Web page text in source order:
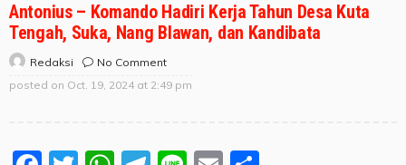
Antonius – Komando Hadiri Kerja Tahun Desa Kuta
Tengah, Suka, Nang Blawan, dan Kandibata
Redaksi
No Comment
posted on Oct. 19, 2024 at 2:49 pm